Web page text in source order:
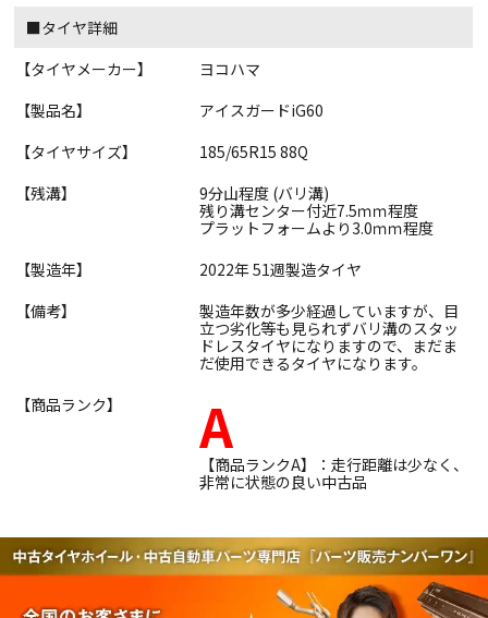
■タイヤ詳細
【タイヤメーカー】
ヨコハマ
【製品名】
アイスガードiG60
【タイヤサイズ】
185/65R15 88Q
【残溝】
9分山程度 (バリ溝)
残り溝センター付近7.5ｍｍ程度
プラットフォームより3.0ｍｍ程度
【製造年】
2022年 51週製造タイヤ
【備考】
製造年数が多少経過していますが、目
立つ劣化等も見られずバリ溝のスタッ
ドレスタイヤになりますので、まだま
だ使用できるタイヤになります。
【商品ランク】
A
【商品ランクA】：走行距離は少なく、
非常に状態の良い中古品